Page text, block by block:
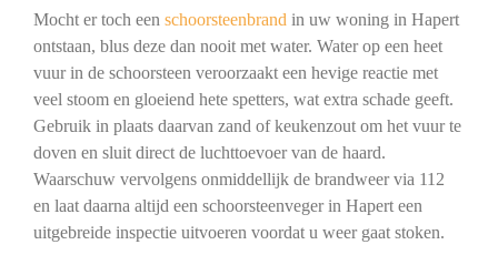
Mocht er toch een schoorsteenbrand in uw woning in Hapert
ontstaan, blus deze dan nooit met water. Water op een heet
vuur in de schoorsteen veroorzaakt een hevige reactie met
veel stoom en gloeiend hete spetters, wat extra schade geeft.
Gebruik in plaats daarvan zand of keukenzout om het vuur te
doven en sluit direct de luchttoevoer van de haard.
Waarschuw vervolgens onmiddellijk de brandweer via 112
en laat daarna altijd een schoorsteenveger in Hapert een
uitgebreide inspectie uitvoeren voordat u weer gaat stoken.